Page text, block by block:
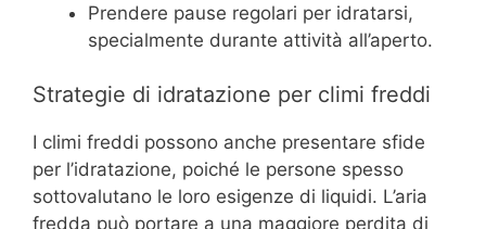
Prendere pause regolari per idratarsi,
specialmente durante attività all’aperto.
Strategie di idratazione per climi freddi
I climi freddi possono anche presentare sfide
per l’idratazione, poiché le persone spesso
sottovalutano le loro esigenze di liquidi. L’aria
fredda può portare a una maggiore perdita di